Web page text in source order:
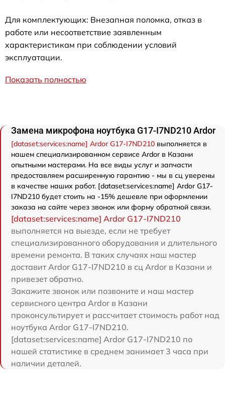
Для комплектующих: Внезапная поломка, отказ в
работе или несоответствие заявленным
характеристикам при соблюдении условий
эксплуатации.
Показать полностью
Замена микрофона ноутбука G17-I7ND210 Ardor
[dataset:services:name] Ardor G17-I7ND210 выполняется в
нашем специализированном сервисе Ardor в Казани
опытными мастерами. На все виды услуг и запчасти
предоставляем расширенную гарантию - мы в сц уверены
в качестве наших работ. [dataset:services:name] Ardor G17-
I7ND210 будет стоить на -15% дешевле при оформлении
заказа на сайте через звонок или форму обратной связи.
[dataset:services:name] Ardor G17-I7ND210
выполняется на выезде, если не требует
специализированного оборудования и длительного
времени ремонта. В таких случаях наш мастер
доставит Ardor G17-I7ND210 в сц Ardor в Казани и
привезет обратно.
Закажите звонок или позвоните и наш мастер
сервисного центра Ardor в Казани
проконсультирует и рассчитает стоимость работ над
ноутбука Ardor G17-I7ND210.
[dataset:services:name] Ardor G17-I7ND210 по
нашей статистике в среднем занимает 3 часа при
наличии деталей.